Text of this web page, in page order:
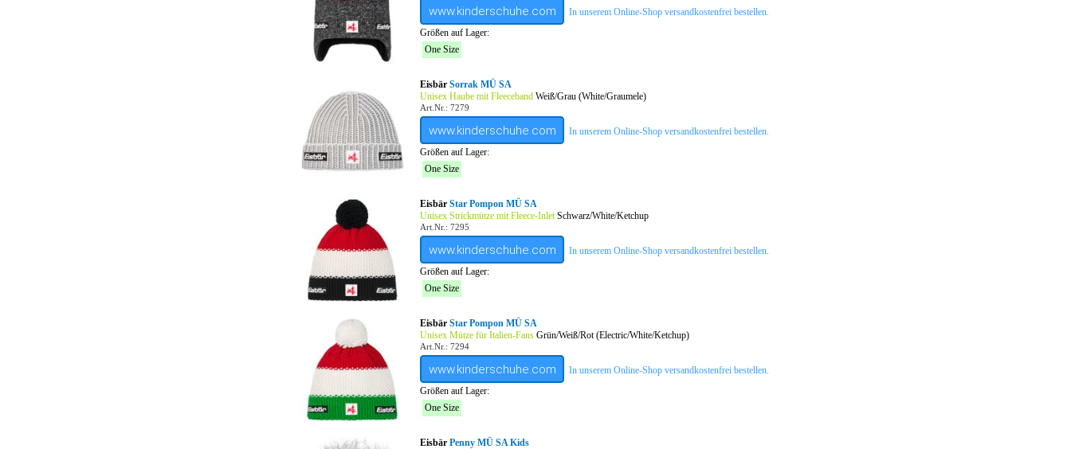
www.kinderschuhe.com
In unserem Online-Shop versandkostenfrei bestellen.
Größen auf Lager:
One Size
Eisbär Sorrak MÜ SA
Unisex Haube mit Fleeceband Weiß/Grau (White/Graumele)
Art.Nr.: 7279
www.kinderschuhe.com
In unserem Online-Shop versandkostenfrei bestellen.
Größen auf Lager:
One Size
Eisbär Star Pompon MÜ SA
Unisex Strickmütze mit Fleece-InletSchwarz/White/Ketchup
Art.Nr.: 7295
www.kinderschuhe.com
In unserem Online-Shop versandkostenfrei bestellen.
Größen auf Lager:
One Size
Eisbär Star Pompon MÜ SA
Unisex Mütze für Italien-Fans Grün/Weiß/Rot (Electric/White/Ketchup)
Art.Nr.: 7294
www.kinderschuhe.com
In unserem Online-Shop versandkostenfrei bestellen.
Größen auf Lager:
One Size
Eisbär Penny MÜ SA Kids